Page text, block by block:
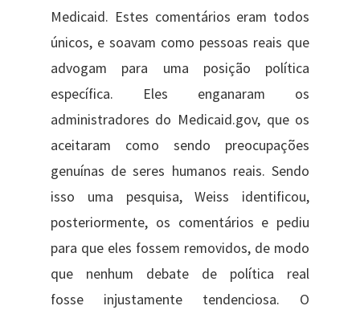
Medicaid. Estes comentários eram todos
únicos, e soavam como pessoas reais que
advogam para uma posição política
específica. Eles enganaram os
administradores do Medicaid.gov, que os
aceitaram como sendo preocupações
genuínas de seres humanos reais. Sendo
isso uma pesquisa, Weiss identificou,
posteriormente, os comentários e pediu
para que eles fossem removidos, de modo
que nenhum debate de política real
fosse injustamente tendenciosa. O